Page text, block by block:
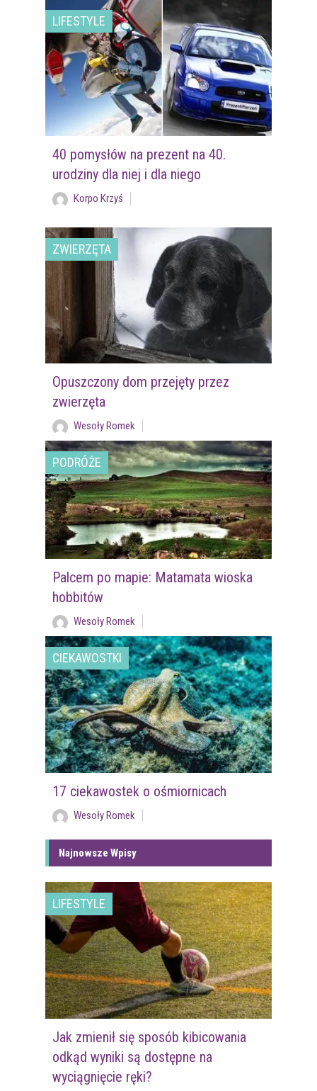
LIFESTYLE
40 pomysłów na prezent na 40.
urodziny dla niej i dla niego
Korpo Krzyś
ZWIERZĘTA
Opuszczony dom przejęty przez
zwierzęta
Wesoły Romek
PODRÓŻE
Palcem po mapie: Matamata wioska
hobbitów
Wesoły Romek
CIEKAWOSTKI
17 ciekawostek o ośmiornicach
Wesoły Romek
Najnowsze Wpisy
LIFESTYLE
Jak zmienił się sposób kibicowania
odkąd wyniki są dostępne na
wyciągnięcie ręki?